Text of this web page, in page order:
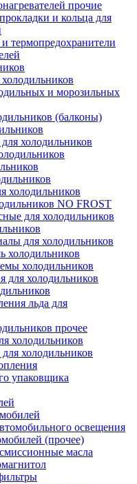
прочие
и кольца для
термопредохранители
и морозильных
(балконы)
холодильников
холодильников
NO FROST
для холодильников
для холодильников
холодильников
холодильников
для холодильников
льда для
прочее
холодильников
холодильников
упаковщика
освещения
(прочее)
масла